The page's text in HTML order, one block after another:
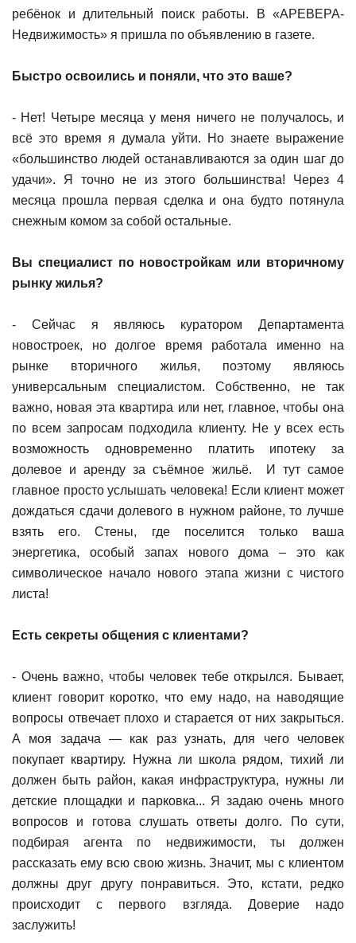
ребёнок и длительный поиск работы. В «АРЕВЕРА-
Недвижимость» я пришла по объявлению в газете.
Быстро освоились и поняли, что это ваше?
- Нет! Четыре месяца у меня ничего не получалось, и
всё это время я думала уйти. Но знаете выражение
«большинство людей останавливаются за один шаг до
удачи». Я точно не из этого большинства! Через 4
месяца прошла первая сделка и она будто потянула
снежным комом за собой остальные.
Вы специалист по новостройкам или вторичному
рынку жилья?
- Сейчас я являюсь куратором Департамента
новостроек, но долгое время работала именно на
рынке вторичного жилья, поэтому являюсь
универсальным специалистом. Собственно, не так
важно, новая эта квартира или нет, главное, чтобы она
по всем запросам подходила клиенту. Не у всех есть
возможность одновременно платить ипотеку за
долевое и аренду за съёмное жильё. И тут самое
главное просто услышать человека! Если клиент может
дождаться сдачи долевого в нужном районе, то лучше
взять его. Стены, где поселится только ваша
энергетика, особый запах нового дома – это как
символическое начало нового этапа жизни с чистого
листа!
Есть секреты общения с клиентами?
- Очень важно, чтобы человек тебе открылся. Бывает,
клиент говорит коротко, что ему надо, на наводящие
вопросы отвечает плохо и старается от них закрыться.
А моя задача — как раз узнать, для чего человек
покупает квартиру. Нужна ли школа рядом, тихий ли
должен быть район, какая инфраструктура, нужны ли
детские площадки и парковка... Я задаю очень много
вопросов и готова слушать ответы долго. По сути,
подбирая агента по недвижимости, ты должен
рассказать ему всю свою жизнь. Значит, мы с клиентом
должны друг другу понравиться. Это, кстати, редко
происходит с первого взгляда. Доверие надо
заслужить!